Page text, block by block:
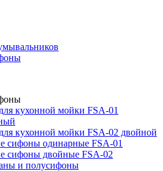
кухонной мойки FSA-01
кухонной мойки FSA-02 двойной
сифоны одинарные FSA-01
сифоны двойные FSA-02
и полусифоны